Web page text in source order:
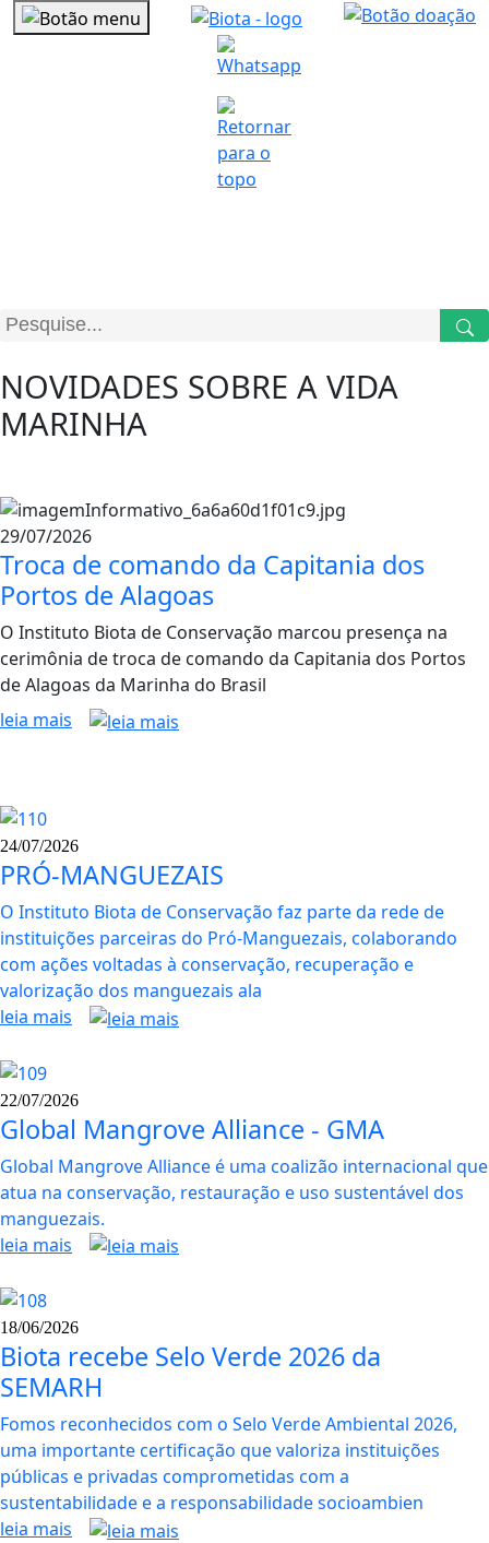
NOVIDADES SOBRE A VIDA
MARINHA
29/07/2026
Troca de comando da Capitania dos
Portos de Alagoas
O Instituto Biota de Conservação marcou presença na
cerimônia de troca de comando da Capitania dos Portos
de Alagoas da Marinha do Brasil
leia mais
24/07/2026
PRÓ-MANGUEZAIS
O Instituto Biota de Conservação faz parte da rede de
instituições parceiras do Pró-Manguezais, colaborando
com ações voltadas à conservação, recuperação e
valorização dos manguezais ala
leia mais
22/07/2026
Global Mangrove Alliance - GMA
Global Mangrove Alliance é uma coalizão internacional que
atua na conservação, restauração e uso sustentável dos
manguezais.
leia mais
18/06/2026
Biota recebe Selo Verde 2026 da
SEMARH
Fomos reconhecidos com o Selo Verde Ambiental 2026,
uma importante certificação que valoriza instituições
públicas e privadas comprometidas com a
sustentabilidade e a responsabilidade socioambien
leia mais